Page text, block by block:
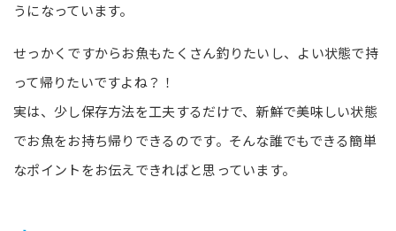
うになっています。
せっかくですからお魚もたくさん釣りたいし、よい状態で持
って帰りたいですよね？！
実は、少し保存方法を工夫するだけで、新鮮で美味しい状態
でお魚をお持ち帰りできるのです。そんな誰でもできる簡単
なポイントをお伝えできればと思っています。